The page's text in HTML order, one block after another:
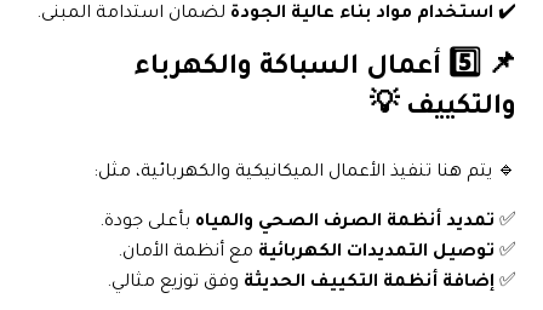
✔️ استخدام مواد بناء عالية الجودة لضمان استدامة المبنى.
📌 5️⃣ أعمال السباكة والكهرباء
والتكييف 💡
🔹 يتم هنا تنفيذ الأعمال الميكانيكية والكهربائية، مثل:
✅ تمديد أنظمة الصرف الصحي والمياه بأعلى جودة.
✅ توصيل التمديدات الكهربائية مع أنظمة الأمان.
✅إضافة أنظمة التكييف الحديثة وفق توزيع مثالي.